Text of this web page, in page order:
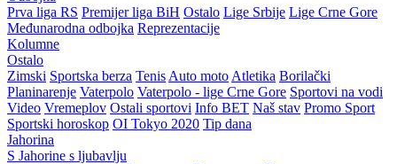
Prva liga RS Premijer liga BiH Ostalo Lige Srbije Lige Crne Gore
Međunarodna odbojka Reprezentacije
Kolumne
Ostalo
Zimski Sportska berza Tenis Auto moto Atletika Borilački
Planinarenje Vaterpolo Vaterpolo - lige Crne Gore Sportovi na vodi
Video Vremeplov Ostali sportovi Info BET Naš stav Promo Sport
Sportski horoskop OI Tokyo 2020 Tip dana
Jahorina
S Jahorine s ljubavlju